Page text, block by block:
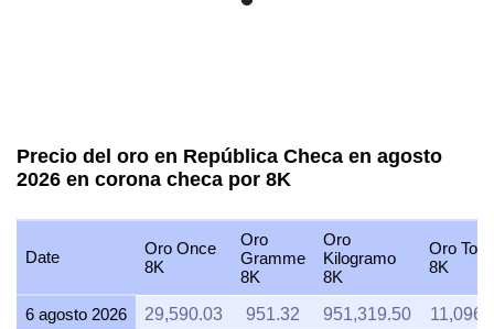
Precio del oro en República Checa en agosto
2026 en corona checa por 8K
Date
Oro Once
8K
Oro
Gramme
8K
Oro
Kilogramo
8K
Oro Tola
8K
6 agosto 2026 29,590.03 951.32 951,319.50